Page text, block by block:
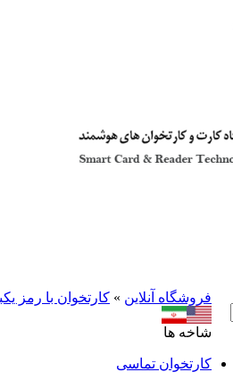
فروشگاه آنلاين » کارتخوان با رمز
شاخه ها
کارتخوان‌ تماسی